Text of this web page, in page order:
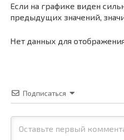
Если на графике виден
предыдущих значений,
Нет данных для
Подписаться